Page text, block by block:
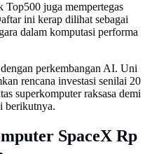
juga mempertegas
ini kerap dilihat sebagai
dalam komputasi performa
perkembangan AI. Uni
rencana investasi senilai 20
superkomputer raksasa demi
berikutnya.
SpaceX Rp